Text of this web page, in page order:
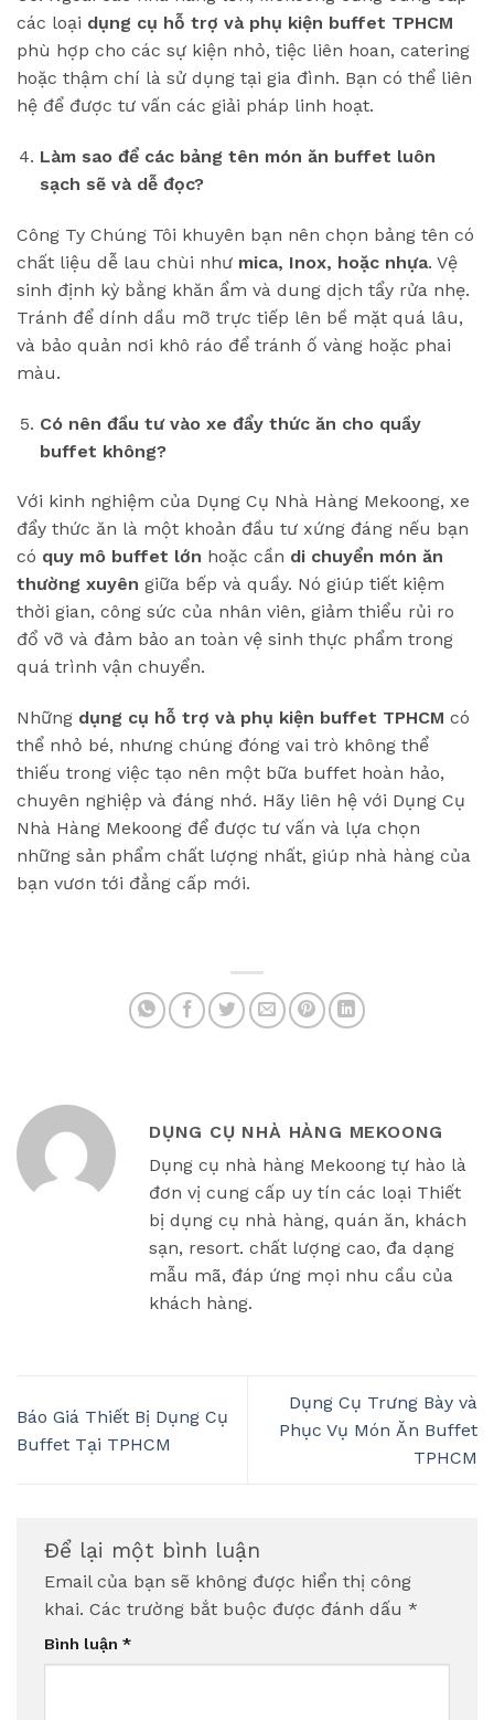
các loại dụng cụ hỗ trợ và phụ kiện buffet TPHCM
phù hợp cho các sự kiện nhỏ, tiệc liên hoan, catering
hoặc thậm chí là sử dụng tại gia đình. Bạn có thể liên
hệ để được tư vấn các giải pháp linh hoạt.
Làm sao để các bảng tên món ăn buffet luôn
sạch sẽ và dễ đọc?
Công Ty Chúng Tôi khuyên bạn nên chọn bảng tên có
chất liệu dễ lau chùi như mica, Inox, hoặc nhựa. Vệ
sinh định kỳ bằng khăn ẩm và dung dịch tẩy rửa nhẹ.
Tránh để dính dầu mỡ trực tiếp lên bề mặt quá lâu,
và bảo quản nơi khô ráo để tránh ố vàng hoặc phai
màu.
Có nên đầu tư vào xe đẩy thức ăn cho quầy
buffet không?
Với kinh nghiệm của Dụng Cụ Nhà Hàng Mekoong, xe
đẩy thức ăn là một khoản đầu tư xứng đáng nếu bạn
có quy mô buffet lớn hoặc cần di chuyển món ăn
thường xuyên giữa bếp và quầy. Nó giúp tiết kiệm
thời gian, công sức của nhân viên, giảm thiểu rủi ro
đổ vỡ và đảm bảo an toàn vệ sinh thực phẩm trong
quá trình vận chuyển.
Những dụng cụ hỗ trợ và phụ kiện buffet TPHCM có
thể nhỏ bé, nhưng chúng đóng vai trò không thể
thiếu trong việc tạo nên một bữa buffet hoàn hảo,
chuyên nghiệp và đáng nhớ. Hãy liên hệ với Dụng Cụ
Nhà Hàng Mekoong để được tư vấn và lựa chọn
những sản phẩm chất lượng nhất, giúp nhà hàng của
bạn vươn tới đẳng cấp mới.
DỤNG CỤ NHÀ HÀNG MEKOONG
Dụng cụ nhà hàng Mekoong tự hào là
đơn vị cung cấp uy tín các loại Thiết
bị dụng cụ nhà hàng, quán ăn, khách
sạn, resort. chất lượng cao, đa dạng
mẫu mã, đáp ứng mọi nhu cầu của
khách hàng.
Báo Giá Thiết Bị Dụng Cụ
Buffet Tại TPHCM
Dụng Cụ Trưng Bày và
Phục Vụ Món Ăn Buffet
TPHCM
Để lại một bình luận
Email của bạn sẽ không được hiển thị công
khai. Các trường bắt buộc được đánh dấu *
Bình luận *